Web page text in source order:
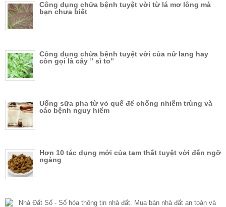
Công dụng chữa bệnh tuyệt vời từ lá mơ lông mà
bạn chưa biết
Công dụng chữa bệnh tuyệt vời của nữ lang hay
còn gọi là cây ” sì to”
Uống sữa pha từ vỏ quế để chống nhiễm trùng và
các bệnh nguy hiểm
Hơn 10 tác dụng mới của tam thất tuyệt vời đến ngỡ
ngàng